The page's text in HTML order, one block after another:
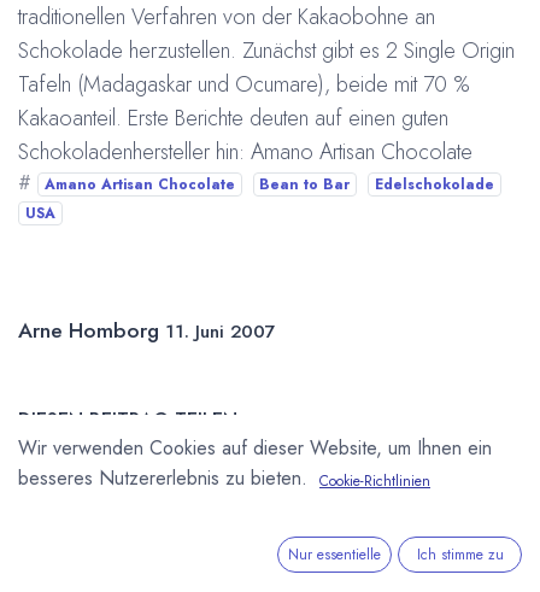
traditionellen Verfahren von der Kakaobohne an
Schokolade herzustellen. Zunächst gibt es 2 Single Origin
Tafeln (Madagaskar und Ocumare), beide mit 70 %
Kakaoanteil. Erste Berichte deuten auf einen guten
Schokoladenhersteller hin: Amano Artisan Chocolate
# Amano Artisan Chocolate Bean to Bar
Edelschokolade
USA
Arne Homborg 11. Juni 2007
DIESEN BEITRAG TEILEN
Wir verwenden Cookies auf dieser Website, um Ihnen ein
besseres Nutzererlebnis zu bieten.
Cookie-Richtlinien
Nur essentielle Ich stimme zu